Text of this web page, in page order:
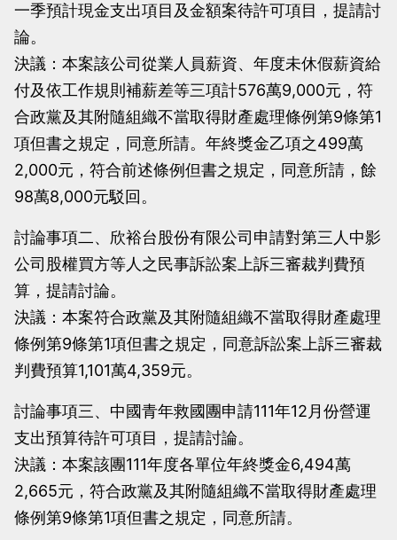
一季預計現金支出項目及金額案待許可項目，提請討
論。
決議：本案該公司從業人員薪資、年度未休假薪資給
付及依工作規則補薪差等三項計576萬9,000元，符
合政黨及其附隨組織不當取得財產處理條例第9條第1
項但書之規定，同意所請。年終獎金乙項之499萬
2,000元，符合前述條例但書之規定，同意所請，餘
98萬8,000元駁回。
討論事項二、欣裕台股份有限公司申請對第三人中影
公司股權買方等人之民事訴訟案上訴三審裁判費預
算，提請討論。
決議：本案符合政黨及其附隨組織不當取得財產處理
條例第9條第1項但書之規定，同意訴訟案上訴三審裁
判費預算1,101萬4,359元。
討論事項三、中國青年救國團申請111年12月份營運
支出預算待許可項目，提請討論。
決議：本案該團111年度各單位年終獎金6,494萬
2,665元，符合政黨及其附隨組織不當取得財產處理
條例第9條第1項但書之規定，同意所請。